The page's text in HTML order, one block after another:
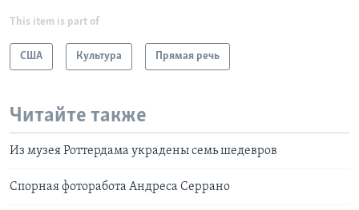
This item is part of
США Культура Прямая речь
Читайте также
Из музея Роттердама украдены семь шедевров
Спорная фоторабота Андреса Серрано